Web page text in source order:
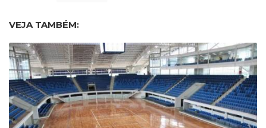
VEJA TAMBÉM: